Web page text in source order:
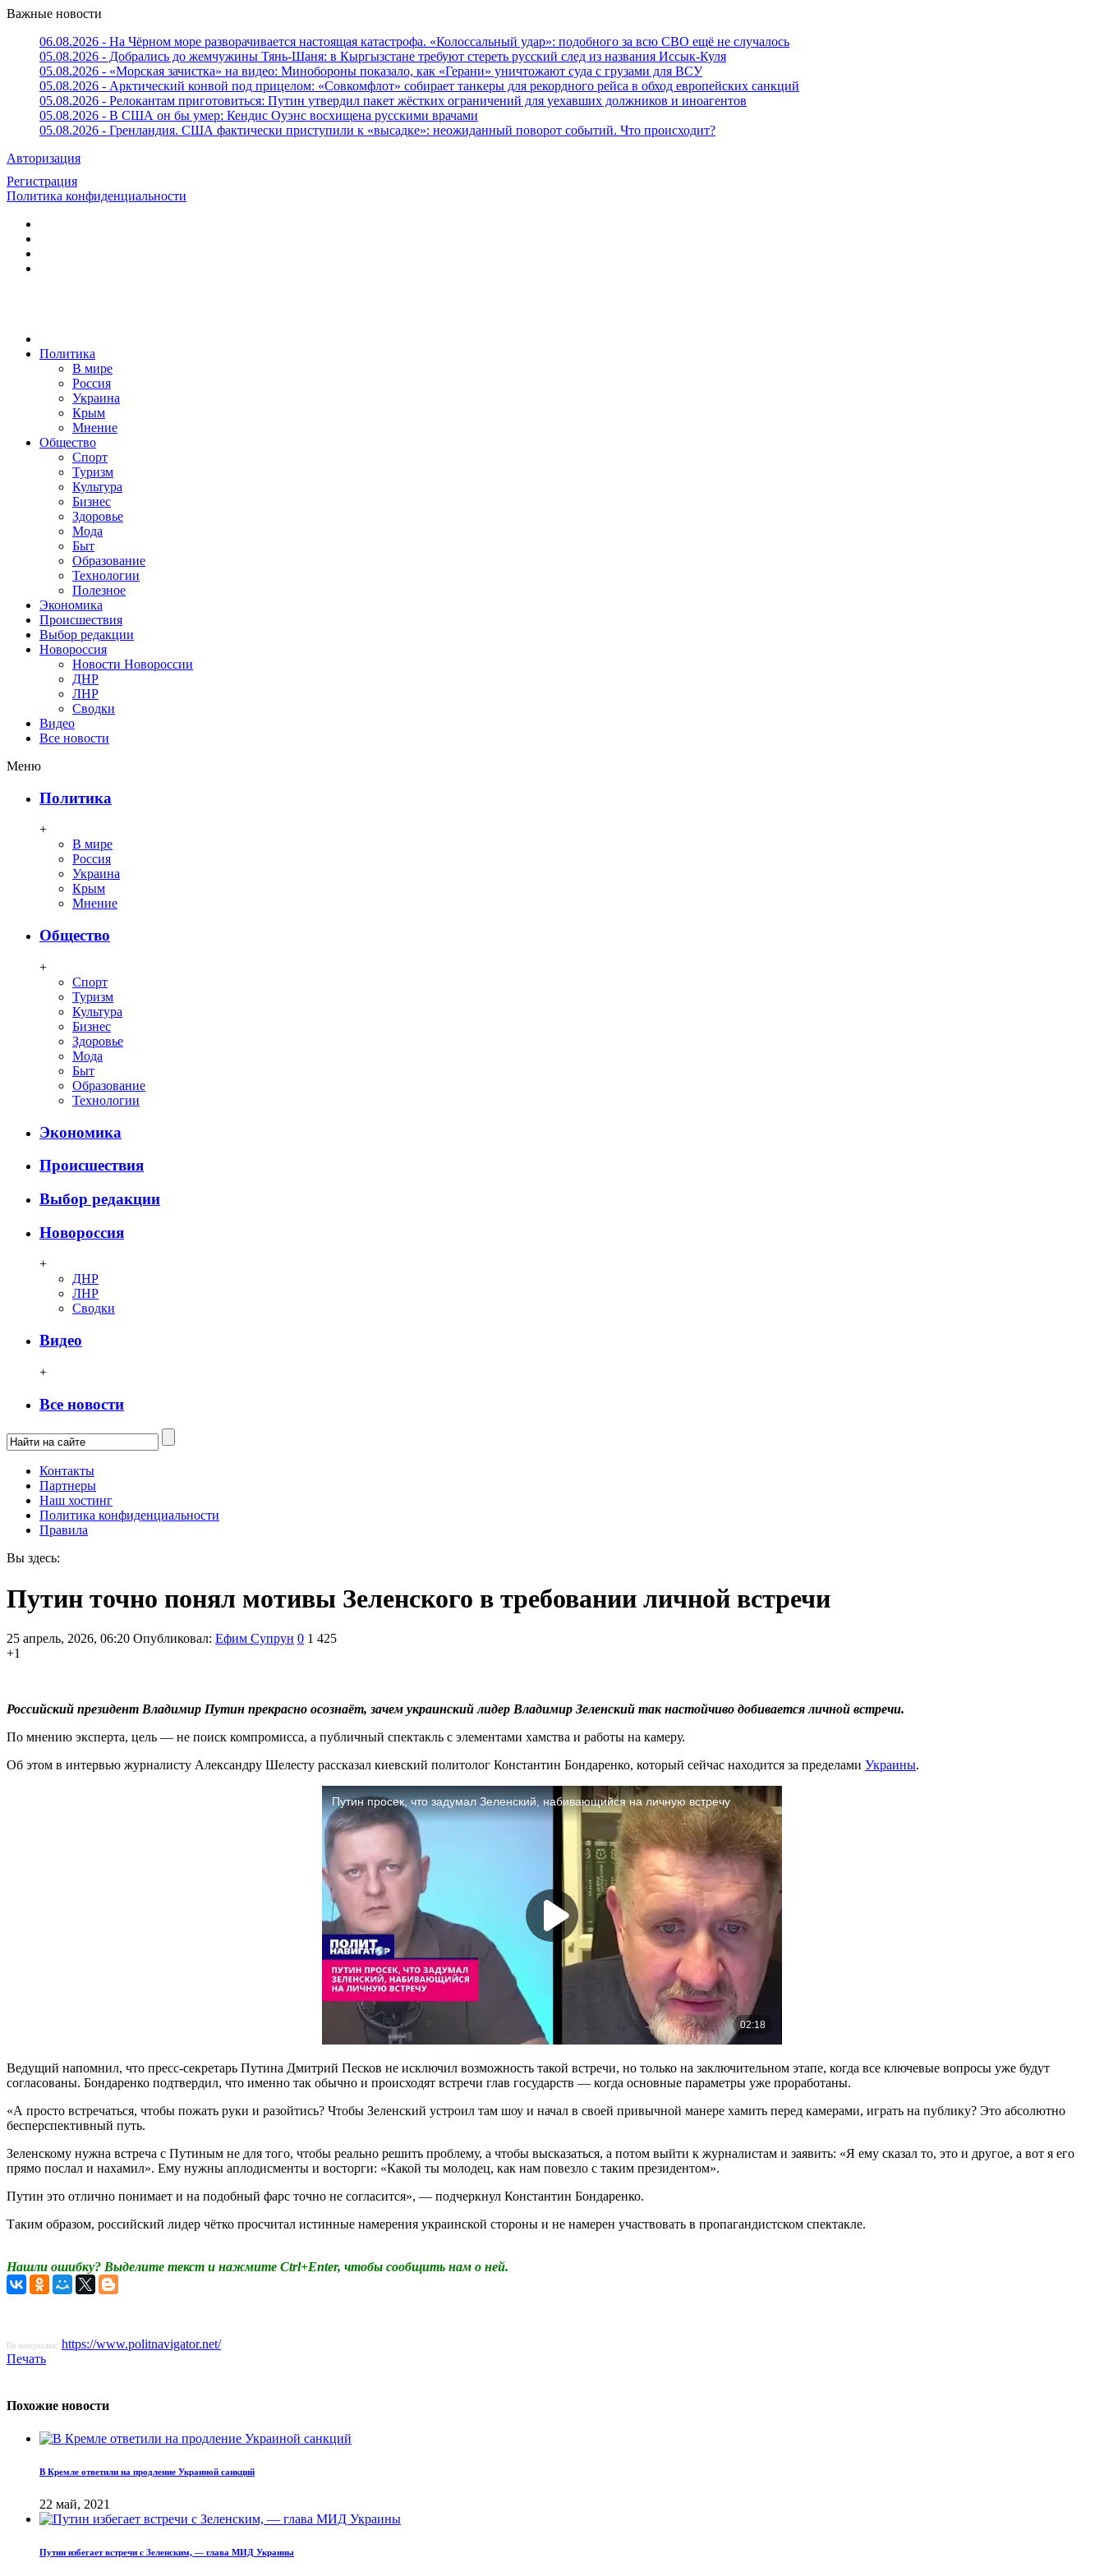
Важные новости
06.08.2026 - На Чёрном море разворачивается настоящая катастрофа. «Колоссальный удар»: подобного за всю СВО ещё не случалось
05.08.2026 - Добрались до жемчужины Тянь-Шаня: в Кыргызстане требуют стереть русский след из названия Иссык-Куля
05.08.2026 - «Морская зачистка» на видео: Минобороны показало, как «Герани» уничтожают суда с грузами для ВСУ
05.08.2026 - Арктический конвой под прицелом: «Совкомфлот» собирает танкеры для рекордного рейса в обход европейских санкций
05.08.2026 - Релокантам приготовиться: Путин утвердил пакет жёстких ограничений для уехавших должников и иноагентов
05.08.2026 - В США он бы умер: Кендис Оуэнс восхищена русскими врачами
05.08.2026 - Гренландия. США фактически приступили к «высадке»: неожиданный поворот событий. Что происходит?
Авторизация
Регистрация
Политика конфиденциальности
Политика
В мире
Россия
Украина
Крым
Мнение
Общество
Спорт
Туризм
Культура
Бизнес
Здоровье
Мода
Быт
Образование
Технологии
Полезное
Экономика
Происшествия
Выбор редакции
Новороссия
Новости Новороссии
ДНР
ЛНР
Сводки
Видео
Все новости
Меню
Политика
+
В мире
Россия
Украина
Крым
Мнение
Общество
+
Спорт
Туризм
Культура
Бизнес
Здоровье
Мода
Быт
Образование
Технологии
Экономика
Происшествия
Выбор редакции
Новороссия
+
ДНР
ЛНР
Сводки
Видео
+
Все новости
Контакты
Партнеры
Наш хостинг
Политика конфиденциальности
Правила
Вы здесь:
Путин точно понял мотивы Зеленского в требовании личной встречи
25 апрель, 2026, 06:20 Опубликовал: Ефим Супрун 0 1 425
+1
Российский президент Владимир Путин прекрасно осознаёт, зачем украинский лидер Владимир Зеленский так настойчиво добивается личной встречи.
По мнению эксперта, цель — не поиск компромисса, а публичный спектакль с элементами хамства и работы на камеру.
Об этом в интервью журналисту Александру Шелесту рассказал киевский политолог Константин Бондаренко, который сейчас находится за пределами Украины.
Ведущий напомнил, что пресс-секретарь Путина Дмитрий Песков не исключил возможность такой встречи, но только на заключительном этапе, когда все ключевые вопросы уже будут
согласованы. Бондаренко подтвердил, что именно так обычно и происходят встречи глав государств — когда основные параметры уже проработаны.
«А просто встречаться, чтобы пожать руки и разойтись? Чтобы Зеленский устроил там шоу и начал в своей привычной манере хамить перед камерами, играть на публику? Это абсолютно
бесперспективный путь.
Зеленскому нужна встреча с Путиным не для того, чтобы реально решить проблему, а чтобы высказаться, а потом выйти к журналистам и заявить: «Я ему сказал то, это и другое, а вот я его
прямо послал и нахамил». Ему нужны аплодисменты и восторги: «Какой ты молодец, как нам повезло с таким президентом».
Путин это отлично понимает и на подобный фарс точно не согласится», — подчеркнул Константин Бондаренко.
Таким образом, российский лидер чётко просчитал истинные намерения украинской стороны и не намерен участвовать в пропагандистском спектакле.
Нашли ошибку? Выделите текст и нажмите Ctrl+Enter, чтобы сообщить нам о ней.
По материалам: https://www.politnavigator.net/
Печать
Похожие новости
В Кремле ответили на продление Украиной санкций
22 май, 2021
Путин избегает встречи с Зеленским, — глава МИД Украины